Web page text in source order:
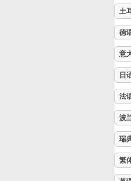
土
德
意
日
法
波
瑞
繁